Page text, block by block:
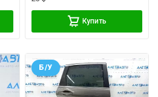
Купить
Б/У